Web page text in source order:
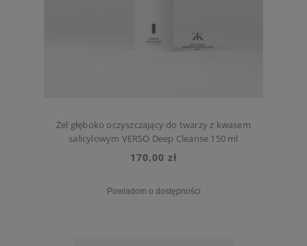
Żel głęboko oczyszczający do twarzy z kwasem
salicylowym VERSO Deep Cleanse 150 ml
170,00 zł
Powiadom o dostępności